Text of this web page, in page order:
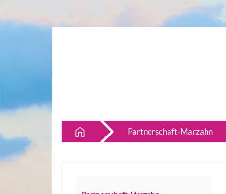
Partnerschaft-Marzahn